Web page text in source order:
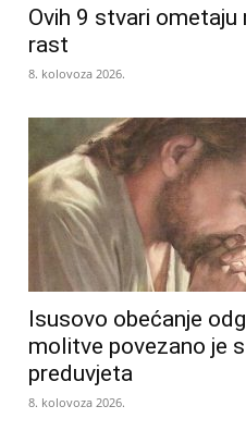
Ovih 9 stvari ometaju
rast
8. kolovoza 2026.
Isusovo obećanje
molitve povezano je
preduvjeta
8. kolovoza 2026.